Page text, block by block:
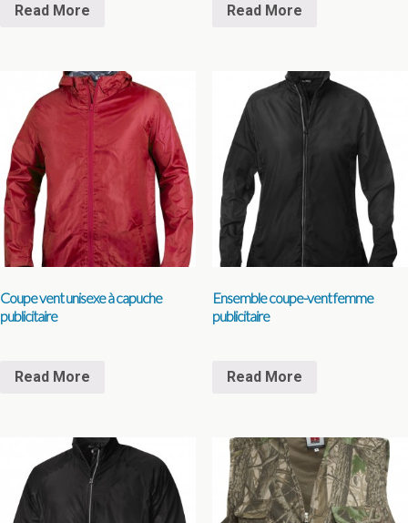
Read More Read More
Coupe vent unisexe à capuche
publicitaire
Read More
Ensemble coupe-vent femme
publicitaire
Read More